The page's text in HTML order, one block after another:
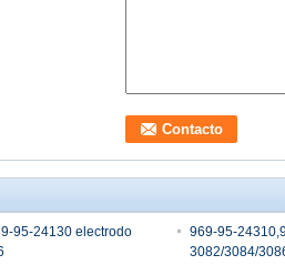
95-24130 electrodo
969-95-
3082/3084/